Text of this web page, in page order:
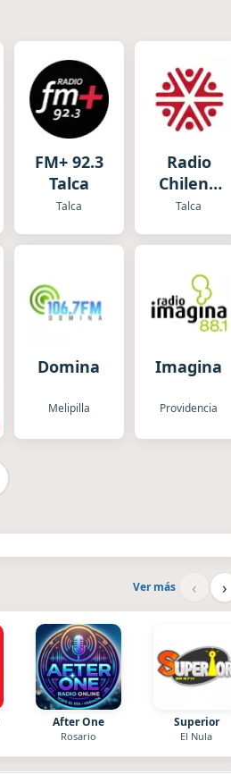
FM+ 92.3
Talca
Talca
Radio
Chilena
del
Talca
Domina
Melipilla
Imagina
Providencia
Ver más ‹ ›
After One
Rosario
Superior
El Nula